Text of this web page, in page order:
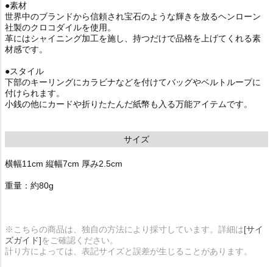
●素材
世界中のブランドから信頼され宝石のような輝きを放るヘンローン
社製のクロコダイルを使用。
革にはシャイニング加工を施し、持つだけで品格を上げてくれる素
材感です。
●スタイル
下部のキーリングにカラビナなどを付けてバッグやベルトループに
付けられます。
小銭の他にカードや折りたたんだ紙幣も入る万能アイテムです。
サイズ
横幅11cm 縦幅7cm 厚み2.5cm
重量：約80g
※こちらの商品は、独自の方法により採寸しています。詳細は[サイ
ズガイド]をご確認ください。
計り方によっては、表記サイズと誤差が生じることがあります。